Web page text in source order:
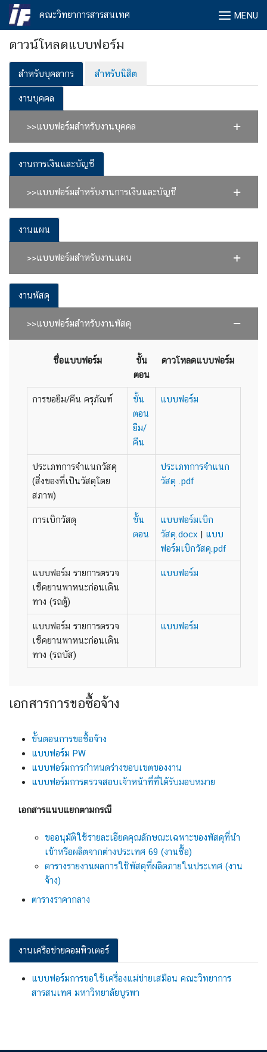
Skip
คณะวิทยาการสารสนเทศ MENU
ดาวน์โหลดแบบฟอร์ม
สำหรับบุคลากร สำหรับนิสิต
งานบุคคล
>>แบบฟอร์มสำหรับงานบุคคล
งานการเงินและบัญชี
>>แบบฟอร์มสำหรับงานการเงินและบัญชี
งานแผน
>>แบบฟอร์มสำหรับงานแผน
งานพัสดุ
>>แบบฟอร์มสำหรับงานพัสดุ
ชื่อแบบฟอร์ม
ขั้น
ตอน
ดาวโหลดแบบฟอร์ม
การขอยืม/คืน ครุภัณฑ์
ขั้น
ตอน
ยืม/
คืน
แบบฟอร์ม
ประเภทการจำแนกวัสดุ
(สิ่งของที่เป็นวัสดุโดย
สภาพ)
ประเภทการจำแนก
วัสดุ .pdf
การเบิกวัสดุ
ขั้น
ตอน
แบบฟอร์มเบิก
วัสดุ.docx | แบบ
ฟอร์มเบิกวัสดุ.pdf
แบบฟอร์ม รายการตรวจ
เช็คยานพาหนะก่อนเดิน
ทาง (รถตู้)
แบบฟอร์ม
แบบฟอร์ม รายการตรวจ
เช็คยานพาหนะก่อนเดิน
ทาง (รถบัส)
แบบฟอร์ม
เอกสารการขอซื้อจ้าง
ขั้นตอนการขอซื้อจ้าง
แบบฟอร์ม PW
แบบฟอร์มการกำหนดร่างขอบเขตของงาน
แบบฟอร์มการตรวจสอบเจ้าหน้าที่ที่ได้รับมอบหมาย
เอกสารแนบแยกตามกรณี
ขออนุมัติใช้รายละเอียดคุณลักษณะเฉพาะของพัสดุที่นำ
เข้าหรือผลิตจากต่างประเทศ 69 (งานซื้อ)
ตารางรายงานผลการใช้พัสดุที่ผลิตภายในประเทศ (งาน
จ้าง)
ตารางราคากลาง
งานเครือข่ายคอมพิวเตอร์
แบบฟอร์มการขอใช้เครื่องแม่ข่ายเสมือน คณะวิทยาการ
สารสนเทศ มหาวิทยาลัยบูรพา